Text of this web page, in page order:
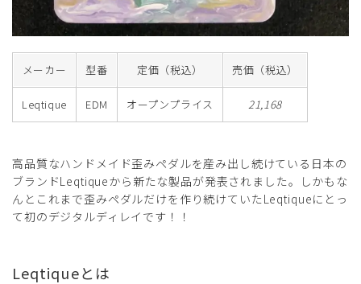
メーカー 型番 定価（税込） 売価（税込）
Leqtique EDM オープンプライス 21,168
高品質なハンドメイド歪みペダルを産み出し続けている日本の
ブランドLeqtiqueから新たな製品が発表されました。しかもな
んとこれまで歪みペダルだけを作り続けていたLeqtiqueにとっ
て初のデジタルディレイです！！
Leqtiqueとは